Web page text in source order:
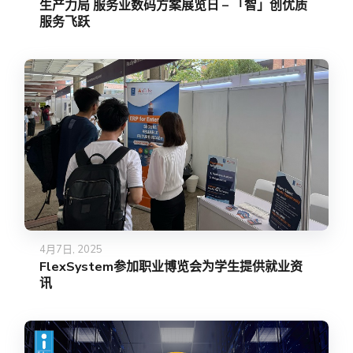
生产力局 服务业数码方案展览日 – 「智」创优质
服务飞跃
4月7日, 2025
FlexSystem参加职业博览会为学生提供就业资
讯